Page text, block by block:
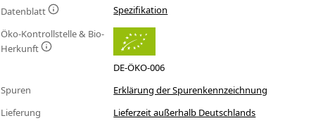
Datenblatt
Spezifikation
Öko-Kontrollstelle & Bio-
Herkunft
DE-ÖKO-006
Spuren
Erklärung der Spurenkennzeichnung
Lieferung
Lieferzeit außerhalb Deutschlands